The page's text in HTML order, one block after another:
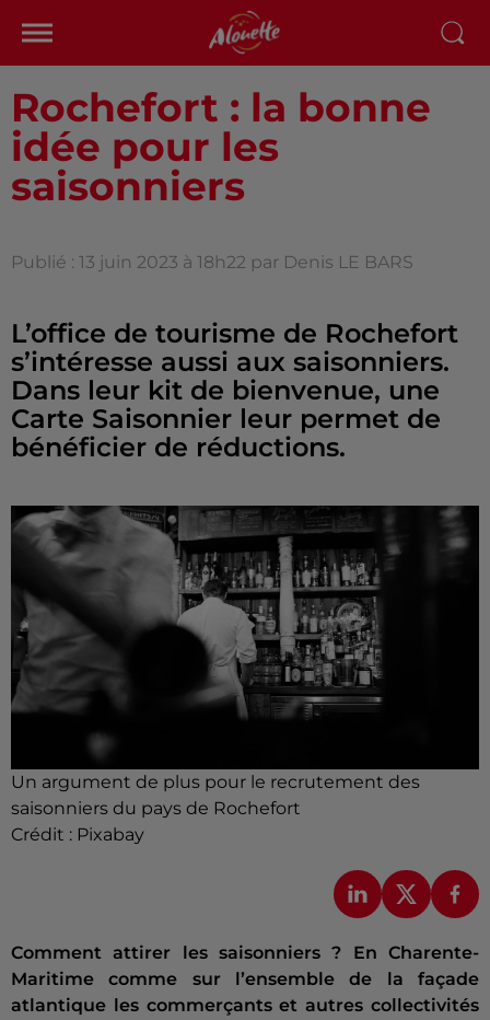
Rochefort : la bonne
idée pour les
saisonniers
Publié : 13 juin 2023 à 18h22 par Denis LE BARS
L’office de tourisme de Rochefort
s’intéresse aussi aux saisonniers.
Dans leur kit de bienvenue, une
Carte Saisonnier leur permet de
bénéficier de réductions.
Un argument de plus pour le recrutement des
saisonniers du pays de Rochefort
Crédit : Pixabay
Comment attirer les saisonniers ? En Charente-
Maritime comme sur l’ensemble de la façade
atlantique les commerçants et autres collectivités